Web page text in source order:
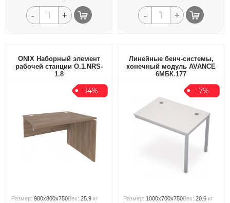
- + - +
ONIX Наборный элемент
рабочей станции O.1.NRS-
1.8
-14%
Размер:980x800x750Вес:25.9 кг
Линейные бенч-системы,
конечный модуль AVANCE
6МБК.177
-7%
Размер: 1000x700x750Вес:20.6 кг